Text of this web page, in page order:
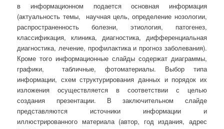
в информационном подается основная информация
(актуальность темы, научная цель, определение нозологии,
распространенность болезни, этиология, патогенез,
классификация, клиника, диагностика, дифференциальная
диагностика, лечение, профилактика и прогноз заболевания).
Кроме того информационные слайды содержат диаграммы,
графики, табличные, фотоматериалы. Выбор типа
информации, схем структурирования данных и порядок их
изложения осуществляется в соответствии с целью
создания презентации. В заключительном слайде
представляются источники информации и
иллюстрированного материала (автор, год издания, адрес